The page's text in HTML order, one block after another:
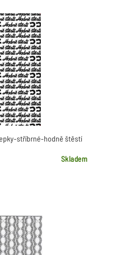
stříbrné-hodně štěstí
Skladem